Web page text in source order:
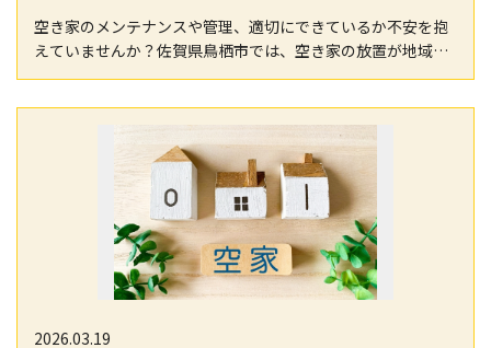
空き家のメンテナンスや管理、適切にできているか不安を抱
えていませんか？佐賀県鳥栖市では、空き家の放置が地域環
境や資産価値に与える影響が年々注目されてきました。…
2026.03.19